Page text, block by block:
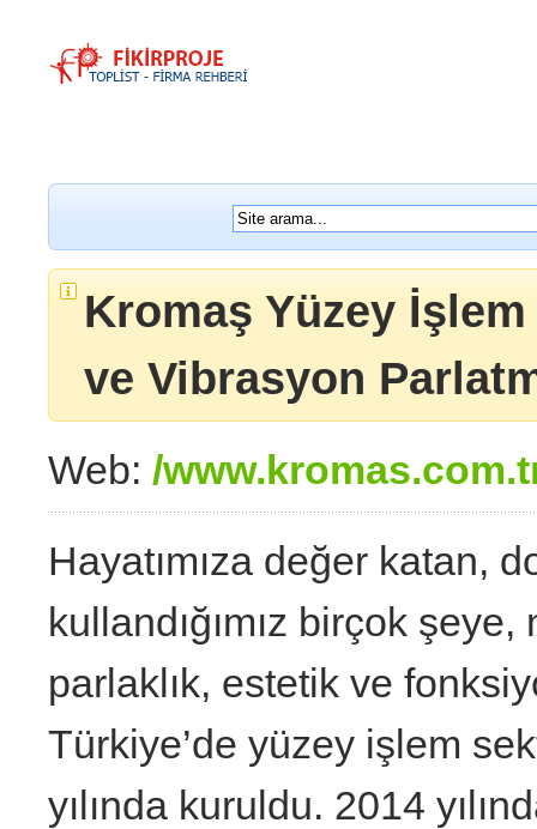
Kromaş Yüzey
ve Vibrasyon
Web: /
Hayatımıza değer katan,
kullandığımız birçok
parlaklık, estetik ve
Türkiye’de yüzey işlem
yılında kuruldu. 2014